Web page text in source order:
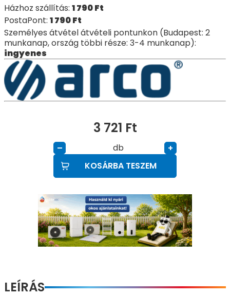
Házhoz szállítás: 1 790Ft
PostaPont: 1 790Ft
Személyes átvétel átvételi pontunkon (Budapest: 2
munkanap, ország többi része: 3-4 munkanap):
ingyenes
3 721 Ft
– db
+
KOSÁRBA TESZEM
LEÍRÁS